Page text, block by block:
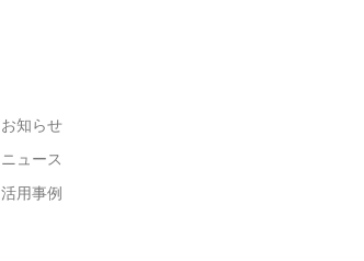
お知らせ
ニュース
活用事例